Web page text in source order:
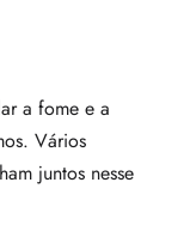
a fome e a
Vários
juntos nesse